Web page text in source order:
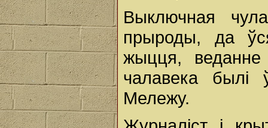
Выключная
прыроды, да
жыцця,
чалавека былі
Мележу.